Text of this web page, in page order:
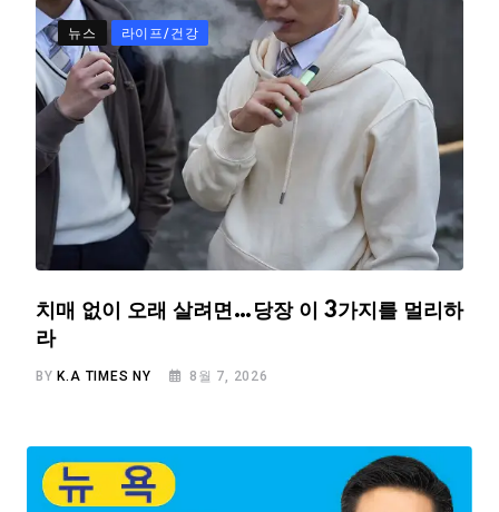
뉴스 라이프/건강
치매 없이 오래 살려면…당장 이 3가지를 멀리하
라
BYK.A TIMES NY 8월 7, 2026